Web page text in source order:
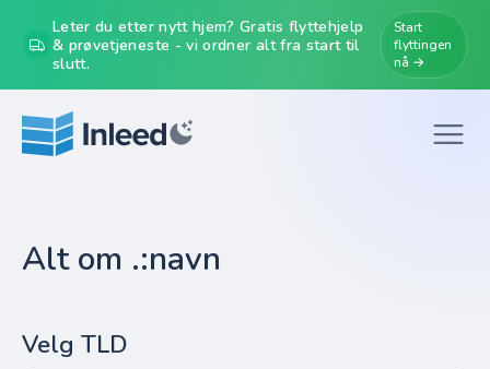
Leter du etter nytt hjem? Gratis flyttehjelp
& prøvetjeneste - vi ordner alt fra start til
slutt.
Start
flyttingen
nå →
Alt om .:navn
Velg TLD